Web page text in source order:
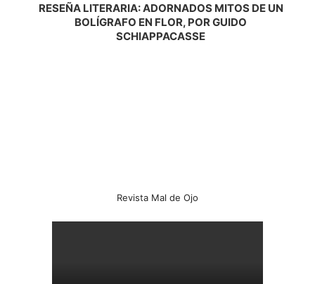
RESEÑA LITERARIA: ADORNADOS MITOS DE UN
BOLÍGRAFO EN FLOR, POR GUIDO
SCHIAPPACASSE
Revista Mal de Ojo